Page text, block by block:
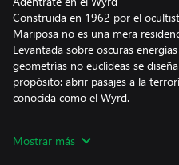
Construida en 1962 por el
Mariposa no es una mera
Levantada sobre oscuras
geometrías no euclídeas se
propósito: abrir pasajes a la
conocida como el Wyrd.
Lucha mano a mano (o pezuña a
Mostrar más